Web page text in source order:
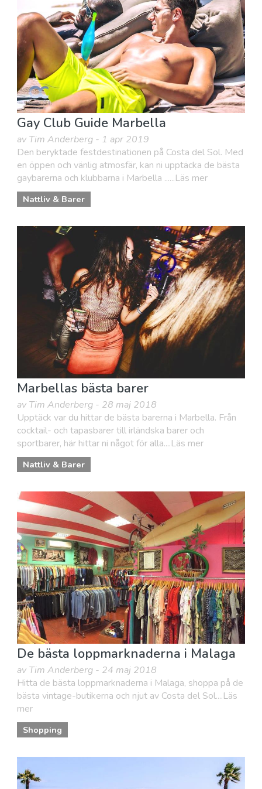
Gay Club Guide Marbella
av Tim Anderberg - 1 apr 2019
Den beryktade festdestinationen på Costa del Sol. Med
en öppen och vänlig atmosfär, kan ni upptäcka de bästa
gaybarerna och klubbarna i Marbella ......Läs mer
Nattliv & Barer
Marbellas bästa barer
av Tim Anderberg - 28 maj 2018
Upptäck var du hittar de bästa barerna i Marbella. Från
cocktail- och tapasbarer till irländska barer och
sportbarer, här hittar ni något för alla....Läs mer
Nattliv & Barer
De bästa loppmarknaderna i Malaga
av Tim Anderberg - 24 maj 2018
Hitta de bästa loppmarknaderna i Malaga, shoppa på de
bästa vintage-butikerna och njut av Costa del Sol....Läs
mer
Shopping